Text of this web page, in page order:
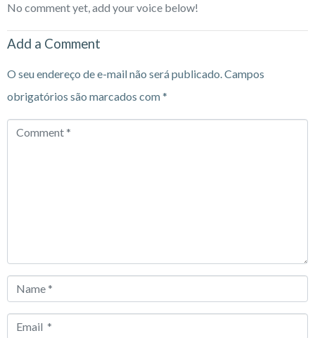
No comment yet, add your voice below!
Add a Comment
O seu endereço de e-mail não será publicado.Campos
obrigatórios são marcados com*
Comment
Name
Email